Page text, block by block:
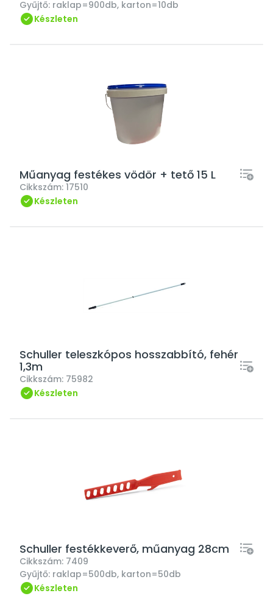
Gyűjtő: raklap=900db, karton=10db
Készleten
Műanyag festékes vödör + tető 15 L
Cikkszám: 17510
Készleten
Schuller teleszkópos hosszabbító, fehér
1,3m
Cikkszám: 75982
Készleten
Schuller festékkeverő, műanyag 28cm
Cikkszám: 7409
Gyűjtő: raklap=500db, karton=50db
Készleten